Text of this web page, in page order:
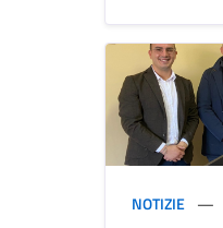
NOTIZIE